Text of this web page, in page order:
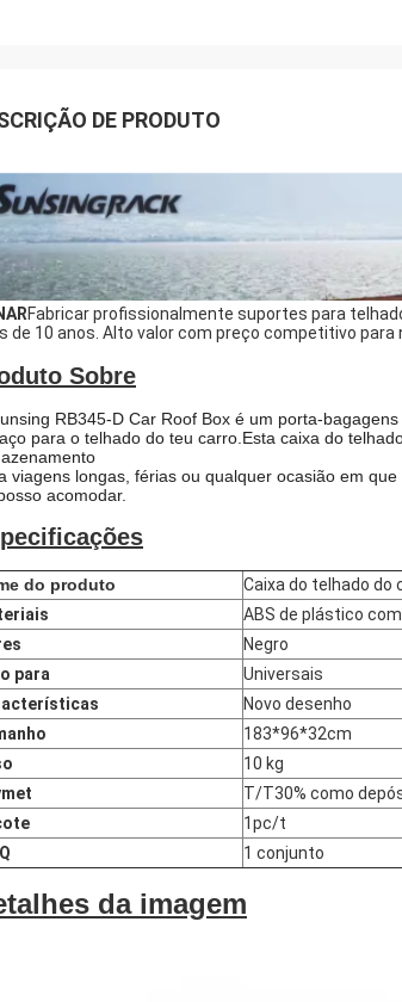
DE PRODUTO
Fabricar profissionalmente suportes para
de 10 anos. Alto valor com preço competitivo para
Sobre
RB345-D Car Roof Box é um porta-
para o telhado do teu carro. Esta caixa do
viagens longas, férias ou qualquer ocasião em
acomodar.
do produto
Caixa do telhado do
ABS de plástico
Negro
para
Universais
Novo desenho
183*96*32cm
10 kg
T/T30% como
1pc/t
1 conjunto
da imagem